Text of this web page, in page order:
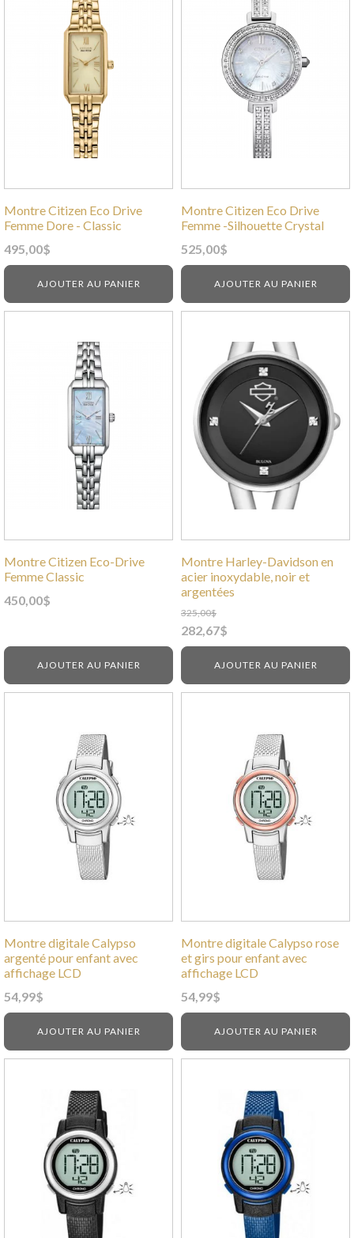
Montre Citizen Eco Drive
Femme Dore - Classic
495,00$
AJOUTER AU PANIER
Montre Citizen Eco Drive
Femme -Silhouette Crystal
525,00$
AJOUTER AU PANIER
Montre Citizen Eco-Drive
Femme Classic
450,00$
AJOUTER AU PANIER
Montre Harley-Davidson en
acier inoxydable, noir et
argentées
325,00$
Le
prix
était :
282,67$
prix
actuel
est :
AJOUTER AU PANIER
Montre digitale Calypso
argenté pour enfant avec
affichage LCD
54,99$
AJOUTER AU PANIER
Montre digitale Calypso rose
et girs pour enfant avec
affichage LCD
54,99$
AJOUTER AU PANIER